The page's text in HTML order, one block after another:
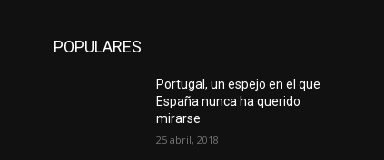
POPULARES
Portugal, un espejo en el que
España nunca ha querido
mirarse
25 abril, 2018